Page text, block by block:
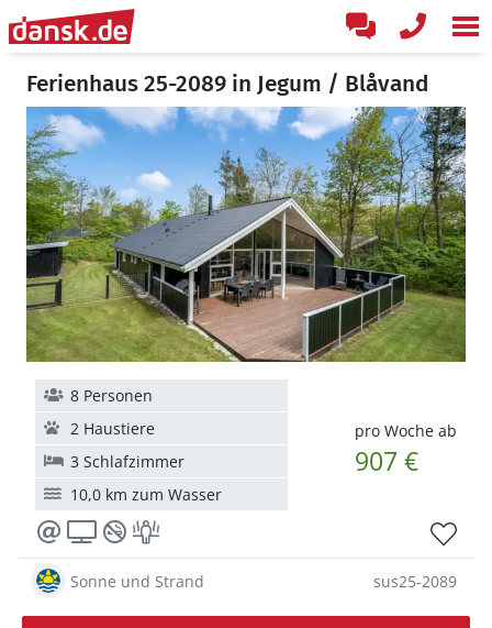
Ferienhaus 25-2089 in Jegum / Blåvand
pro Woche ab
907 €
8 Personen
2 Haustiere
3 Schlafzimmer
10,0 km zum Wasser
Sonne und Strand sus25-2089